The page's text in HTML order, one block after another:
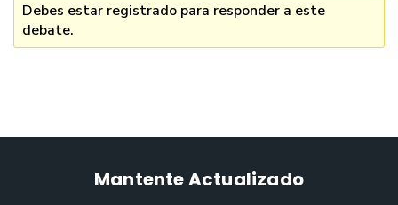
Debes estar registrado para responder a este
debate.
Mantente Actualizado